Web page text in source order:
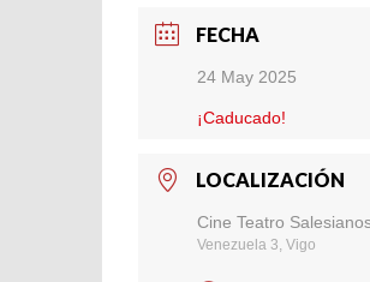
FECHA
24 May 2025
¡Caducado!
LOCALIZACIÓN
Cine Teatro
Venezuela 3, Vigo